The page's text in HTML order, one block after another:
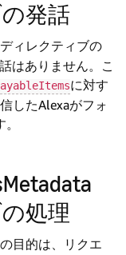
発話
ディレクティブの
はありません。こ
に対す
したAlexaがフォ
処理
の目的は、リクエ